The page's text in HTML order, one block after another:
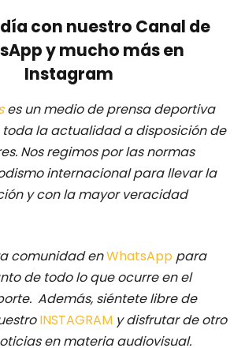
con nuestro Canal de
y mucho más en
Instagram
es un medio de prensa deportiva
toda la actualidad a disposición de
Nos regimos por las normas
internacional para llevar la
y con la mayor veracidad
comunidad enWhatsApp para
de todo lo que ocurre en el
Además, siéntete libre de
INSTAGRAM y disfrutar de otro
en materia audiovisual.